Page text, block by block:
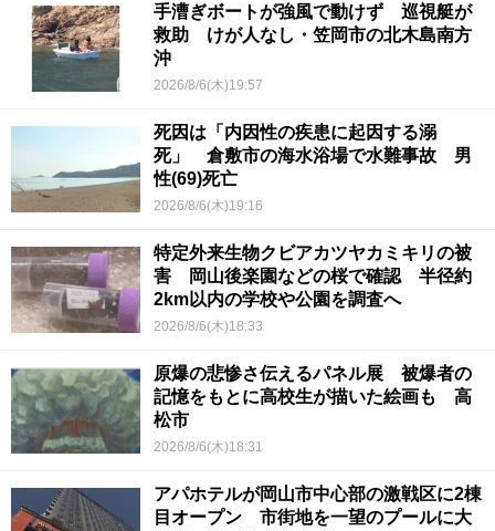
手漕ぎボートが強風で動けず 巡視艇が
救助 けが人なし・笠岡市の北木島南方
沖
2026/8/6(木)19:57
死因は「内因性の疾患に起因する溺
死」 倉敷市の海水浴場で水難事故 男
性(69)死亡
2026/8/6(木)19:16
特定外来生物クビアカツヤカミキリの被
害 岡山後楽園などの桜で確認 半径約
2km以内の学校や公園を調査へ
2026/8/6(木)18:33
原爆の悲惨さ伝えるパネル展 被爆者の
記憶をもとに高校生が描いた絵画も 高
松市
2026/8/6(木)18:31
アパホテルが岡山市中心部の激戦区に2棟
目オープン 市街地を一望のプールに大